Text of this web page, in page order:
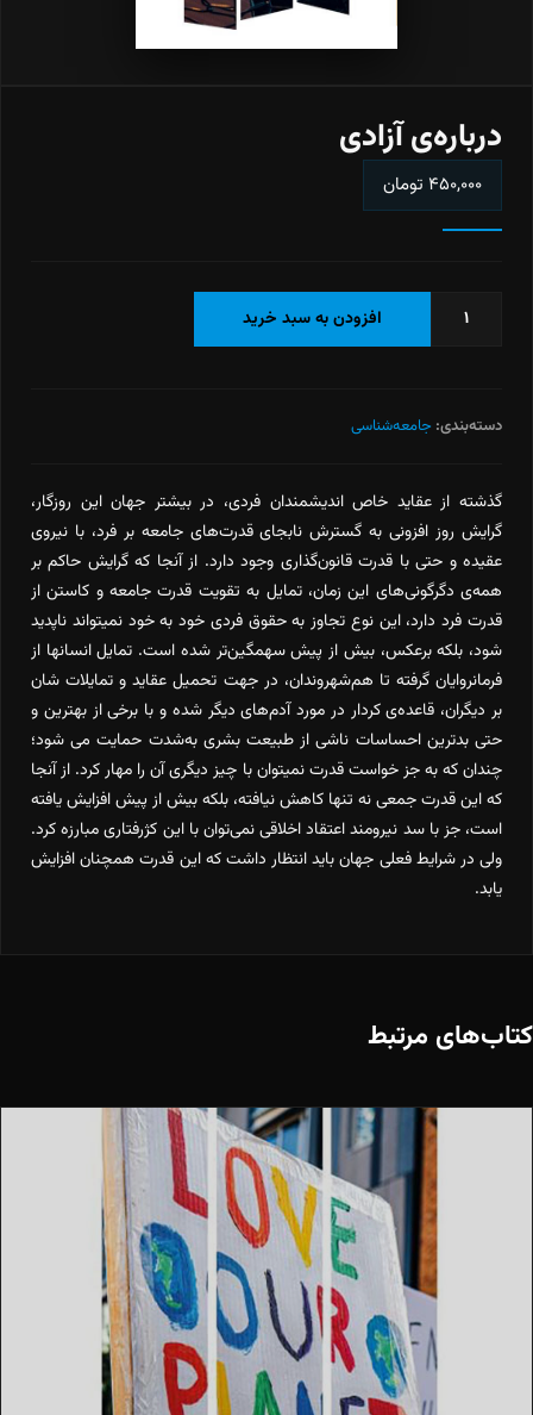
درباره‌ی آزادی
۴۵۰,۰۰۰ تومان
درباره‌ی
افزودن به سبد خرید
دسته‌بندی: جامعه‌شناسی
گذشته از عقاید خاص اندیشمندان فردی، در بیشتر جهان این روزگار،
گرایش روز افزونی به گسترش نابجای قدرت‌های جامعه بر فرد، با نیروی
عقیده و حتی با قدرت قانون‌گذاری وجود دارد. از آنجا که گرایش حاکم بر
همه‌ی دگرگونی‌های این زمان، تمایل به تقویت قدرت جامعه و کاستن از
قدرت فرد دارد، این نوع تجاوز به حقوق فردی خود به خود نمیتواند ناپدید
شود، بلکه برعکس، بیش از پیش سهمگین‌تر شده است. تمایل انسانها از
فرمانروایان گرفته تا هم‌شهروندان، در جهت تحمیل عقاید و تمایلات شان
بر دیگران، قاعده‌ی کردار در مورد آدم‌های دیگر شده و با برخی از بهترین و
حتی بدترین احساسات ناشی از طبیعت بشری به‌شدت حمایت می شود؛
چندان که به جز خواست قدرت نمیتوان با چیز دیگری آن را مهار کرد. از آنجا
که این قدرت جمعی نه تنها کاهش نیافته، بلکه بیش از پیش افزایش یافته
است، جز با سد نیرومند اعتقاد اخلاقی نمی‌توان با این کژرفتاری مبارزه کرد.
ولی در شرایط فعلی جهان باید انتظار داشت که این قدرت همچنان افزایش
یابد.
کتاب‌های مرتبط